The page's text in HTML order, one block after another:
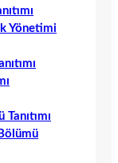
Yönetimi